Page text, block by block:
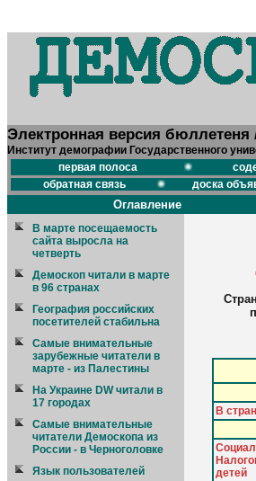
Электронная версия бюллетеня
Институт демографии Государственного
первая полоса
обратная связь
доска
Оглавление
В марте посещаемость
сайта выросла на
четверть
Демоскоп читали в марте
в 96 странах
География российских
посетителей стабильна
Самые внимательные
зарубежные читатели в
марте - из Палестины
На Украине DW читали в
17 городах
Cамые внимательные
читатели Демоскопа из
России - в Черноголовке
Язык пользователей
В
детей